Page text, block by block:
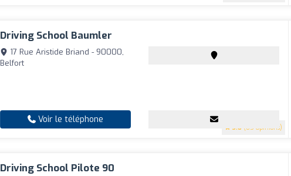
Driving School Baumler
3.8 (85 Opinions)
17 Rue Aristide Briand - 90000,
Belfort
Voir le téléphone
Driving School Pilote 90